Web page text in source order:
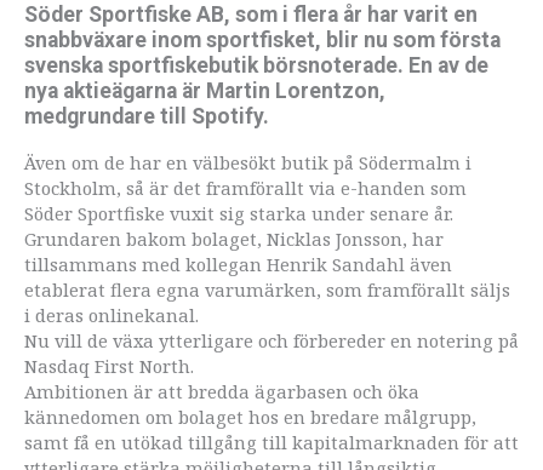
Söder Sportfiske AB, som i flera år har varit en
snabbväxare inom sportfisket, blir nu som första
svenska sportfiskebutik börsnoterade. En av de
nya aktieägarna är Martin Lorentzon,
medgrundare till Spotify.
Även om de har en välbesökt butik på Södermalm i
Stockholm, så är det framförallt via e-handen som
Söder Sportfiske vuxit sig starka under senare år.
Grundaren bakom bolaget, Nicklas Jonsson, har
tillsammans med kollegan Henrik Sandahl även
etablerat flera egna varumärken, som framförallt säljs
i deras onlinekanal.
Nu vill de växa ytterligare och förbereder en notering på
Nasdaq First North.
Ambitionen är att bredda ägarbasen och öka
kännedomen om bolaget hos en bredare målgrupp,
samt få en utökad tillgång till kapitalmarknaden för att